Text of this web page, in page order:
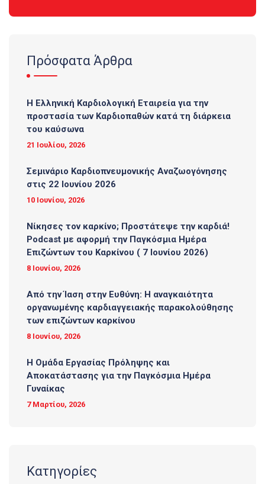
Πρόσφατα Άρθρα
Η Ελληνική Καρδιολογική Εταιρεία για την
προστασία των Καρδιοπαθών κατά τη διάρκεια
του καύσωνα
21 Ιουλίου, 2026
Σεμινάριο Καρδιοπνευμονικής Αναζωογόνησης
στις 22 Ιουνίου 2026
10 Ιουνίου, 2026
Νίκησες τον καρκίνο; Προστάτεψε την καρδιά!
Podcast με αφορμή την Παγκόσμια Ημέρα
Επιζώντων του Καρκίνου ( 7 Ιουνίου 2026)
8 Ιουνίου, 2026
Από την Ίαση στην Ευθύνη: Η αναγκαιότητα
οργανωμένης καρδιαγγειακής παρακολούθησης
των επιζώντων καρκίνου
8 Ιουνίου, 2026
Η Ομάδα Εργασίας Πρόληψης και
Αποκατάστασης για την Παγκόσμια Ημέρα
Γυναίκας
7 Μαρτίου, 2026
Κατηγορίες